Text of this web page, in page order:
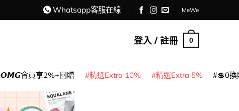
Whatsapp客服在線 MeWe
登入 / 註冊 0
𝙊𝙈𝙂會員享2%+回贈 精選Extra 10% 精選Extra 5% 💲0換